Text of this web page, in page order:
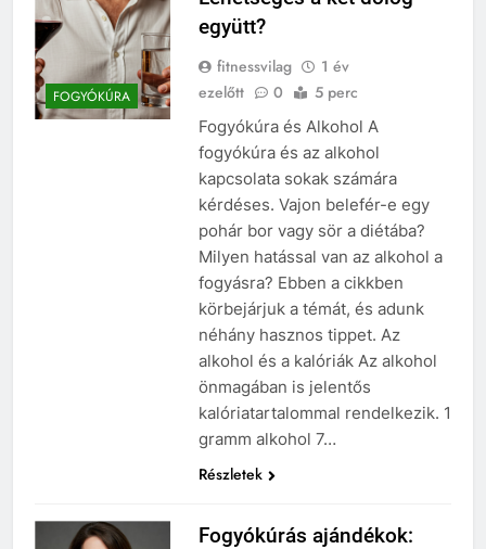
FOGYÓKÚRA
együtt?
fitnessvilag
1 év
ezelőtt
0 5 perc
Fogyókúra és Alkohol A
fogyókúra és az alkohol
kapcsolata sokak számára
kérdéses. Vajon belefér-e egy
pohár bor vagy sör a diétába?
Milyen hatással van az alkohol a
fogyásra? Ebben a cikkben
körbejárjuk a témát, és adunk
néhány hasznos tippet. Az
alkohol és a kalóriák Az alkohol
önmagában is jelentős
kalóriatartalommal rendelkezik. 1
gramm alkohol 7…
Részletek
Fogyókúrás ajándékok: